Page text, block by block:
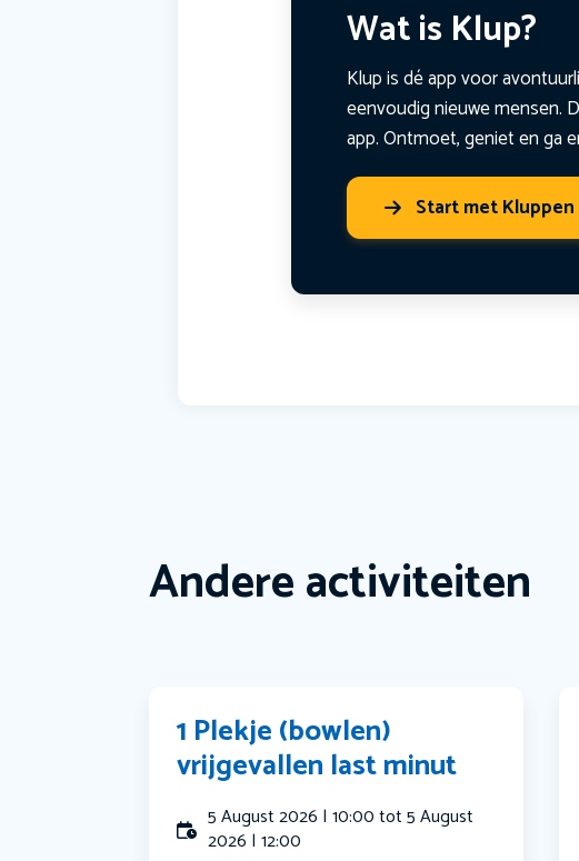
Wat is Klup?
Klup is dé app voor
eenvoudig nieuwe mensen.
app. Ontmoet, geniet en ga
Start met Kluppen
Andere activiteiten
1 Plekje (bowlen)
vrijgevallen last minut
5 August 2026 | 10:00 tot 5 August
2026 | 12:00